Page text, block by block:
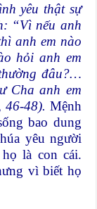
yêu thật sự
“Vì nếu anh
anh em nào
hỏi anh em
đâu?…
Cha anh em
48). Mệnh
bao dung
yêu người
là con cái.
vì biết họ